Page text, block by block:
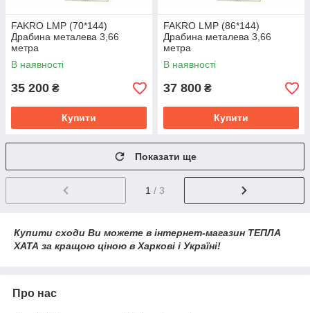
FAKRO LMP (70*144)
Драбина металева 3,66
метра
В наявності
35 200 ₴
Купити
FAKRO LMP (86*144)
Драбина металева 3,66
метра
В наявності
37 800 ₴
Купити
Показати ще
1 / 3
Купити сходи Ви можете в інтернет-магазин ТЕПЛА
ХАТА за кращою ціною в Харкові і Україні!
Про нас